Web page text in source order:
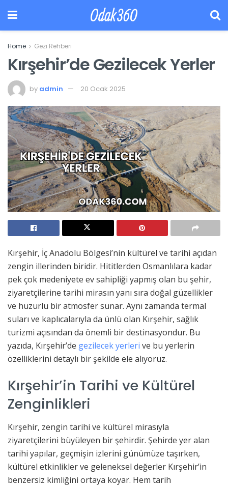
Odak360
Home Gezi Rehberi
Kırşehir’de Gezilecek Yerler
by admin 20 Ocak 2025
Kırşehir, İç Anadolu Bölgesi’nin kültürel ve tarihi açıdan
zengin illerinden biridir. Hititlerden Osmanlılara kadar
pek çok medeniyete ev sahipliği yapmış olan bu şehir,
ziyaretçilerine tarihi mirasın yanı sıra doğal güzellikler
ve huzurlu bir atmosfer sunar. Aynı zamanda termal
suları ve kaplıcalarıyla da ünlü olan Kırşehir, sağlık
turizmi açısından da önemli bir destinasyondur. Bu
yazıda, Kırşehir’de gezilecek yerleri ve bu yerlerin
özelliklerini detaylı bir şekilde ele alıyoruz.
Kırşehir’in Tarihi ve Kültürel
Zenginlikleri
Kırşehir, zengin tarihi ve kültürel mirasıyla
ziyaretçilerini büyüleyen bir şehirdir. Şehirde yer alan
tarihi yapılar, geçmişin izlerini günümüze taşırken,
kültürel etkinlikler ve geleneksel değerler Kırşehir’in
benzersiz kimliğini ortaya koyar. Hem tarih